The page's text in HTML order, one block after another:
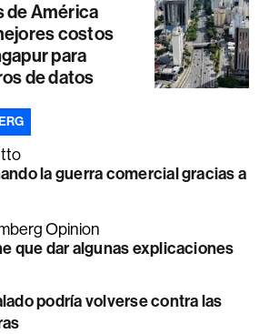
de América
costos
para
de datos
la guerra comercial gracias a
Opinion
que dar algunas explicaciones
podría volverse contra las